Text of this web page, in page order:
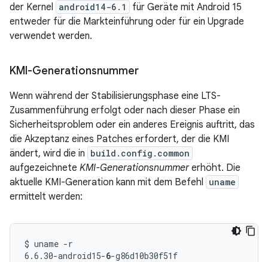
der Kernel
android14-6.1
für Geräte mit Android 15
entweder für die Markteinführung oder für ein Upgrade
verwendet werden.
KMI-Generationsnummer
Wenn während der Stabilisierungsphase eine LTS-
Zusammenführung erfolgt oder nach dieser Phase ein
Sicherheitsproblem oder ein anderes Ereignis auftritt, das
die Akzeptanz eines Patches erfordert, der die KMI
ändert, wird die in build.config.common
aufgezeichnete KMI-Generationsnummererhöht. Die
aktuelle KMI-Generation kann mit dem Befehl
uname
ermittelt werden:
$ uname -r
6.6.30-android15-6